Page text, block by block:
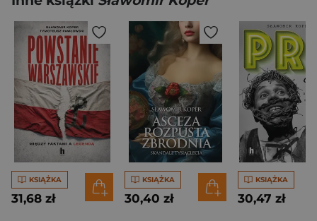
KSIĄŻKA
31,68 zł
KSIĄŻKA
30,40 zł
KSIĄŻKA
30,47 zł